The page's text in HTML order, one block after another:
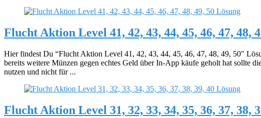
Flucht Aktion Level 41, 42, 43, 44, 45, 46, 47, 48,
Hier findest Du “Flucht Aktion Level 41, 42, 43, 44, 45, 46, 47, 48, 49, 50″
bereits weitere Münzen gegen echtes Geld über In-App käufe geholt hat sollte
nutzen und nicht für ...
Flucht Aktion Level 31, 32, 33, 34, 35, 36, 37, 38,